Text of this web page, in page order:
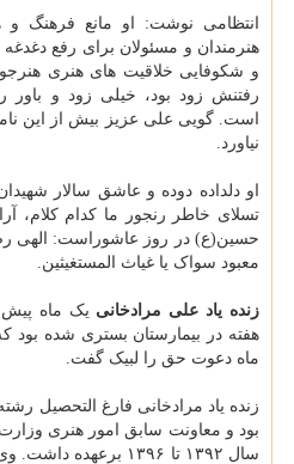
انتظامی نوشت: او مانع فرهنگ و
هنرمندان و مسئولان برای رفع
و شکوفایی خلاقیت های هنری
رفتنش زود بود، خیلی زود و باور
است. گویی علی عزیز بیش از این
نیاورد.
او دلداده دوده و عاشق سالار
تسلای خاطر رنجور ما کدام کلام،
حسین(ع) در روز عاشوراست: الهی
معبود سواک یا غیاث المستغیثین.
زنده یاد علی مرادخانی یک ماه پیش
ماه دعوت حق را لبیک گفت.
زنده یاد مرادخانی فارغ التحصیل
بود و معاونت سابق امور هنری
سال ۱۳۹۲ تا ۱۳۹۶